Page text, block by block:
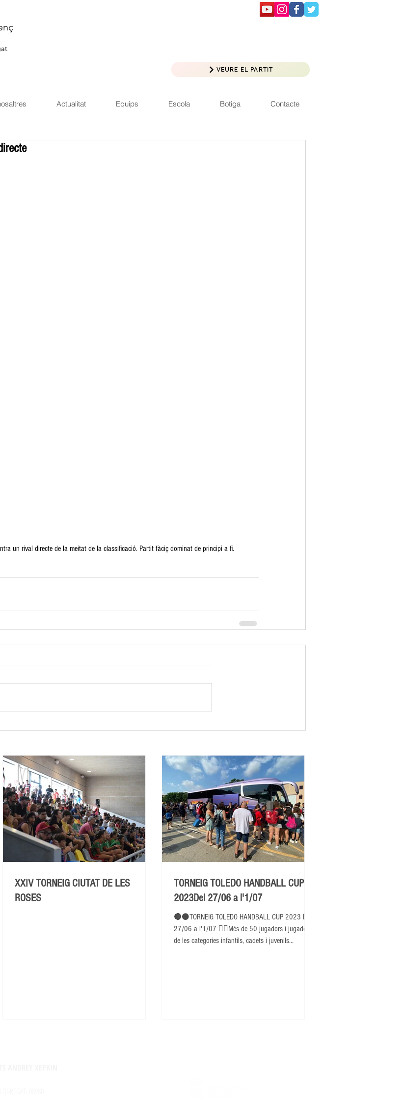
VEURE EL PARTIT
Actualitat Equips Escola Botiga Contacte
un rival directe de la meitat de la classificació. Partit fàciç dominat de principi a fi.
XXIV TORNEIG CIUTAT DE LES
ROSES
TORNEIG TOLEDO HANDBALL CUP
2023Del 27/06 a l'1/07
🔴⚫TORNEIG TOLEDO HANDBALL CUP 2023 Del
27/06 a l'1/07 👉🏽Més de 50 jugadors i jugadores
de les categories infantils, cadets i juvenils...